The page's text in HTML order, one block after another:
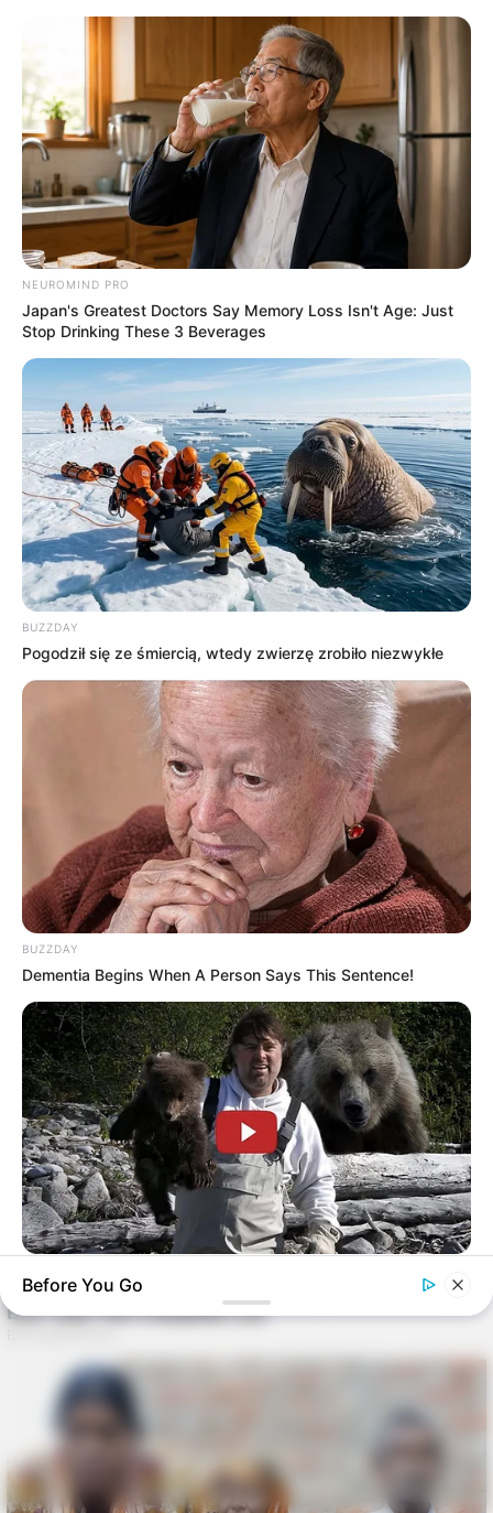
NEUROMIND PRO
Japan's Greatest Doctors Say Memory Loss Isn't Age: Just
Stop Drinking These 3 Beverages
BUZZDAY
Pogodził się ze śmiercią, wtedy zwierzę zrobiło niezwykłe
BUZZDAY
Dementia Begins When A Person Says This Sentence!
This Is What A Bear Did To The Man Who Saved A Bear Cub
Before You Go